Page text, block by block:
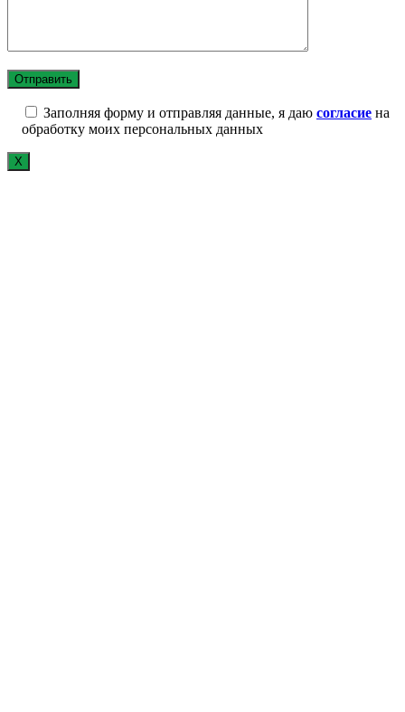
Заполняя форму и отправляя данные, я даю согласие на
обработку моих персональных данных
Х